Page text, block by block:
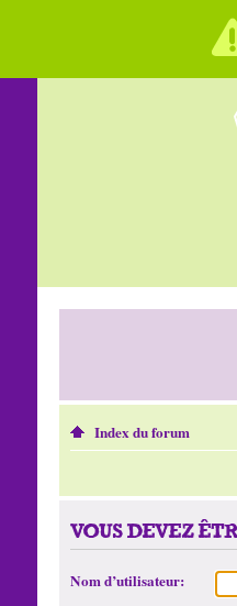
Index du forum
VOUS DEVEZ
Nom d’utilisateur: